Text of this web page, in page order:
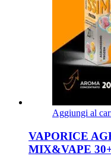
Aggiungi al
VAPORICE
MIX&VAPE